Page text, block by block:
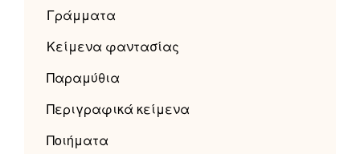
Γράμματα
Κείμενα φαντασίας
Παραμύθια
Περιγραφικά κείμενα
Ποιήματα